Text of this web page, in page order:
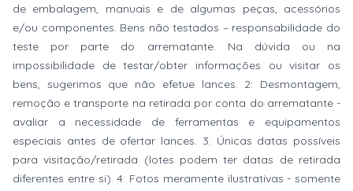
de embalagem, manuais e de algumas peças, acessórios
e/ou componentes. Bens não testados – responsabilidade do
teste por parte do arrematante. Na dúvida ou na
impossibilidade de testar/obter informações ou visitar os
bens, sugerimos que não efetue lances. 2: Desmontagem,
remoção e transporte na retirada por conta do arrematante -
avaliar a necessidade de ferramentas e equipamentos
especiais antes de ofertar lances. 3: Únicas datas possíveis
para visitação/retirada (lotes podem ter datas de retirada
diferentes entre si). 4: Fotos meramente ilustrativas - somente